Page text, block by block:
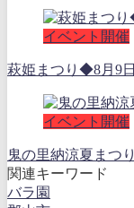
イベント開催
萩姫まつり◆8月9
イベント開催
鬼の里納涼夏まつ
関連キーワード
バラ園